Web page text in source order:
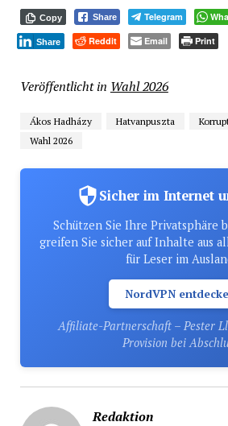
Copy Share Telegram
Share Reddit Email Print
Veröffentlicht in Wahl 2026
Ákos Hadházy Hatvanpuszta
Wahl 2026
Sicher im Internet
Schützen Sie Ihre Privatsphäre
greifen Sie sicher auf Inhalte aus
für Leser im
NordVPN
Affiliate-Partnerschaft – Pester
Provision bei
Redaktion